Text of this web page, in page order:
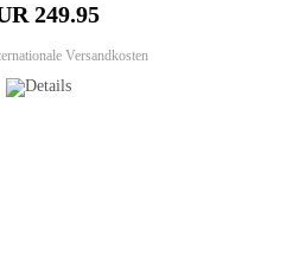
249.95
Versandkosten